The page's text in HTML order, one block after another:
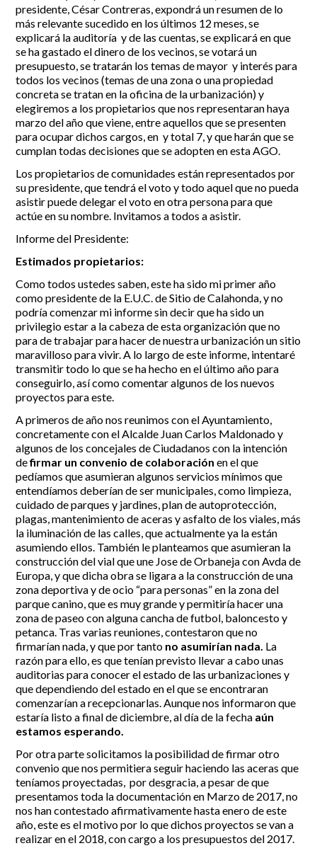
Incidencias
Incidencias
App Gecor
Contactar
OCIO Y CURIOSIDADES DE SITIO DE CALAHONDA
Historia de Sitio de Calahonda
Instalaciones y ocio
Club de Golf La Siesta
Centros Comerciales
La Iglesia de San Miguel
La Ermita de Calahonda
Parque España
Parque Europa
Parque Calahonda
Ruta a pie
Ruta de árboles singulares
Parque Canino
Galería Fotográfica
Calahonda de noche
Centros comerciales
Iglesia de San Miguel
La Ermita de Calahonda
Parques de Sitio de Calahonda
Vivero de Calahonda
Revistas
Buscar:
presidente, César Contreras, expondrá un resumen de lo
más relevante sucedido en los últimos 12 meses, se
explicará la auditoría y de las cuentas, se explicará en que
se ha gastado el dinero de los vecinos, se votará un
presupuesto, se tratarán los temas de mayor y interés para
todos los vecinos (temas de una zona o una propiedad
concreta se tratan en la oficina de la urbanización) y
elegiremos a los propietarios que nos representaran haya
marzo del año que viene, entre aquellos que se presenten
para ocupar dichos cargos, en y total 7, y que harán que se
cumplan todas decisiones que se adopten en esta AGO.
Los propietarios de comunidades están representados por
su presidente, que tendrá el voto y todo aquel que no pueda
asistir puede delegar el voto en otra persona para que
actúe en su nombre. Invitamos a todos a asistir.
Informe del Presidente​:
Estimados propietarios:
Como todos ustedes saben, este ha sido mi primer año
como presidente de la E.U.C. de Sitio de Calahonda, y no
podría comenzar mi informe sin decir que ha sido un
privilegio estar a la cabeza de esta organización que no
para de trabajar para hacer de nuestra urbanización un sitio
maravilloso para vivir. A lo largo de este informe, intentaré
transmitir todo lo que se ha hecho en el último año para
conseguirlo, así como comentar algunos de los nuevos
proyectos para este.
A primeros de año nos reunimos con el Ayuntamiento,
concretamente con el Alcalde Juan Carlos Maldonado y
algunos de los concejales de Ciudadanos con la intención
defirmar un convenio de colaboración en el que
pedíamos que asumieran algunos servicios mínimos que
entendíamos deberían de ser municipales, como limpieza,
cuidado de parques y jardines, plan de autoprotección,
plagas, mantenimiento de aceras y asfalto de los viales, más
la iluminación de las calles, que actualmente ya la están
asumiendo ellos. También le planteamos que asumieran la
construcción del vial que une Jose de Orbaneja con Avda de
Europa, y que dicha obra se ligara a la construcción de una
zona deportiva y de ocio “para personas” en la zona del
parque canino, que es muy grande y permitiría hacer una
zona de paseo con alguna cancha de futbol, baloncesto y
petanca. Tras varias reuniones, contestaron que no
firmarían nada, y que por tanto no asumirían nada. La
razón para ello, es que tenían previsto llevar a cabo unas
auditorias para conocer el estado de las urbanizaciones y
que dependiendo del estado en el que se encontraran
comenzarían a recepcionarlas. Aunque nos informaron que
estaría listo a final de diciembre, al día de la fecha aún
estamos esperando.
Por otra parte solicitamos la posibilidad de firmar otro
convenio que nos permitiera seguir haciendo las aceras que
teníamos proyectadas, por desgracia, a pesar de que
presentamos toda la documentación en Marzo de 2017, no
nos han contestado afirmativamente hasta enero de este
año, este es el motivo por lo que dichos proyectos se van a
realizar en el 2018, con cargo a los presupuestos del 2017.